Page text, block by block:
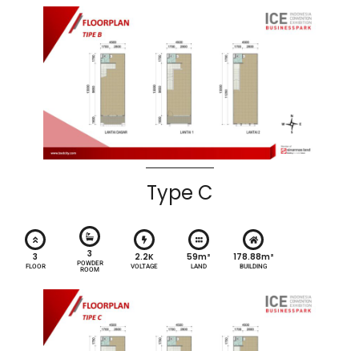
Type C
3
FLOOR
3
POWDER
ROOM
2.2K
VOLTAGE
59m²
LAND
178.88m²
BUILDING